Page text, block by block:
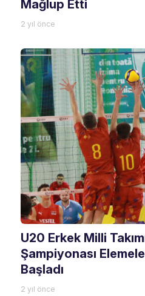
Mağlup Etti
2 yıl önce
U20 Erkek Milli
Şampiyonası
Başladı
2 yıl önce